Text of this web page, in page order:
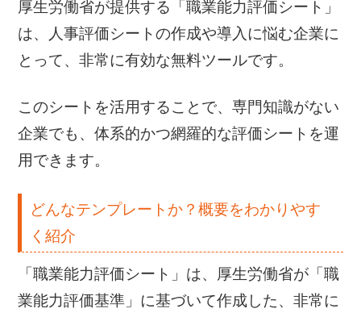
厚生労働省が提供する「職業能力評価シート」
は、人事評価シートの作成や導入に悩む企業に
とって、非常に有効な無料ツールです。
このシートを活用することで、専門知識がない
企業でも、体系的かつ網羅的な評価シートを運
用できます。
どんなテンプレートか？概要をわかりやす
く紹介
「職業能力評価シート」は、厚生労働省が「職
業能力評価基準」に基づいて作成した、非常に